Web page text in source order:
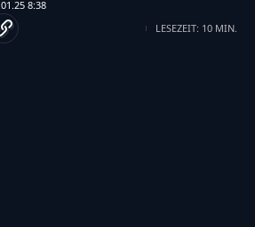
8:38
LESEZEIT: 10 MIN.